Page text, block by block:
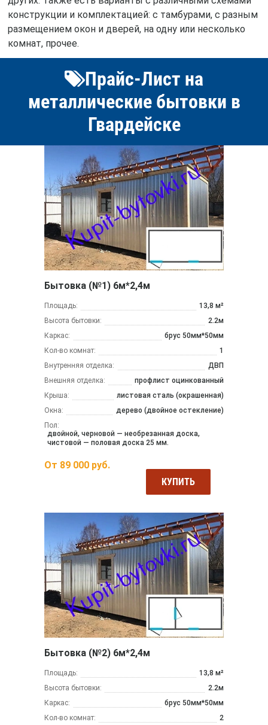
конструкции и комплектацией: с тамбурами, с разным
размещением окон и дверей, на одну или несколько
комнат, прочее.
Прайс-Лист на
металлические бытовки в
Гвардейске
Бытовка (№1) 6м*2,4м
Площадь:
13,8 м²
Высота бытовки:
2.2м
Каркас:
брус 50мм*50мм
Кол-во комнат:
1
Внутренняя отделка:
ДВП
Внешняя отделка:
профлист оцинкованный
Крыша:
листовая сталь (окрашенная)
Окна:
дерево (двойное остекление)
Пол:
двойной, черновой — необрезанная доска,
чистовой — половая доска 25 мм.
От 89 000 руб.
КУПИТЬ
Бытовка (№2) 6м*2,4м
Площадь:
13,8 м²
Высота бытовки:
2.2м
Каркас:
брус 50мм*50мм
Кол-во комнат:
2